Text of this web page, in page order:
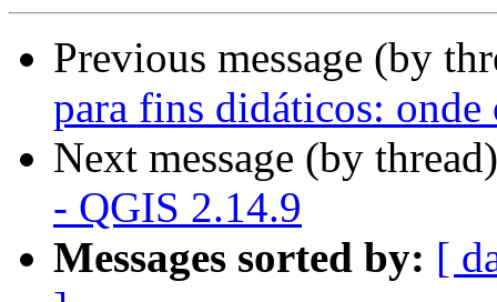
Previous message (by
para fins didáticos: onde
Next message (by
- QGIS 2.14.9
Messages sorted by: [